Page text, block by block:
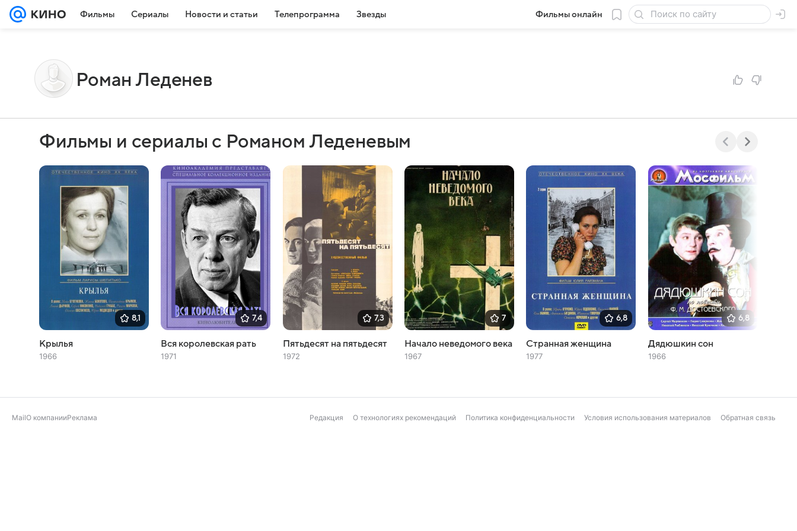
Фильмы Сериалы Новости и статьи Телепрограмма Звезды Фильмы онлайн
Роман Леденев
Фильмы и сериалы с Романом Леденевым
8,1
Крылья
1966
7,4
Вся королевская рать
1971
7,3
Пятьдесят на пятьдесят
1972
7
Начало неведомого века
1967
6,8
Странная женщина
1977
6,8
Дядюшкин сон
1966
MailО компанииРеклама Редакция О технологиях рекомендаций Политика конфиденциальности Условия использования материалов Обратная связь